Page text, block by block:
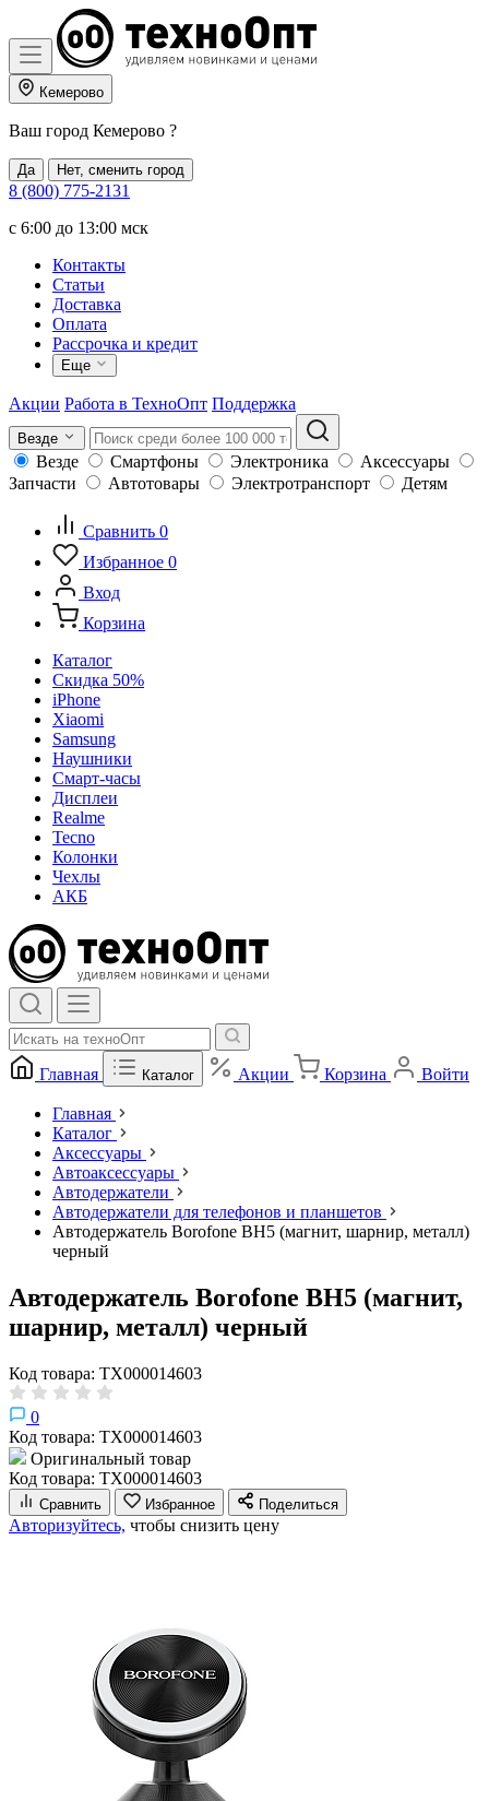
Кемерово
Ваш город Кемерово ?
Да Нет, сменить город
8 (800) 775-2131
c 6:00 до 13:00 мск
Контакты
Статьи
Доставка
Оплата
Рассрочка и кредит
Еще
Акции Работа в ТехноОпт Поддержка
Везде
Везде Смартфоны Электроника
Аксессуары
Запчасти
Автотовары Электротранспорт Детям
Сравнить 0
Избранное 0
Вход
Корзина
Каталог
Скидка 50%
iPhone
Xiaomi
Samsung
Наушники
Смарт-часы
Дисплеи
Realme
Tecno
Колонки
Чехлы
АКБ
Главная Каталог Акции Корзина Войти
Главная
Каталог
Аксессуары
Автоаксессуары
Автодержатели
Автодержатели для телефонов и планшетов
Автодержатель Borofone BH5 (магнит, шарнир, металл)
черный
Автодержатель Borofone BH5 (магнит,
шарнир, металл) черный
Код товара: ТХ000014603
0
Код товара: ТХ000014603
Оригинальный товар
Код товара: ТХ000014603
Сравнить Избранное Поделиться
Авторизуйтесь, чтобы снизить цену